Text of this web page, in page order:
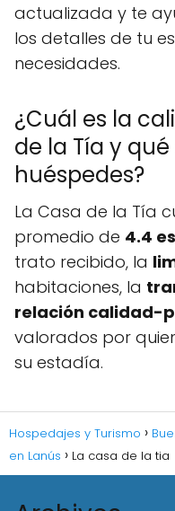
actualizada y te
los detalles de tu
necesidades.
¿Cuál es la
de la Tía y
huéspedes?
La Casa de la Tía
promedio de 4.4
trato recibido, la
habitaciones, la
relación calidad-
valorados por
su estadía.
Hospedajes y Turismo
en Lanús
La casa de la tia